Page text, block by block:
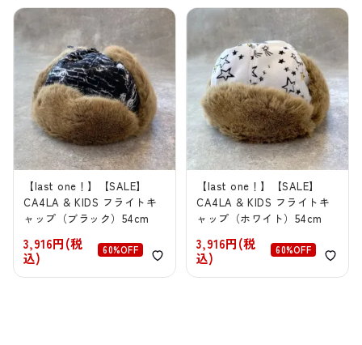
【last one！】【SALE】
CA4LA & KIDS フライトキ
ャップ（ブラック）54cm
3,916円(税
込)
60%OFF
【last one！】【SALE】
CA4LA & KIDS フライトキ
ャップ（ホワイト）54cm
3,916円(税
込)
60%OFF